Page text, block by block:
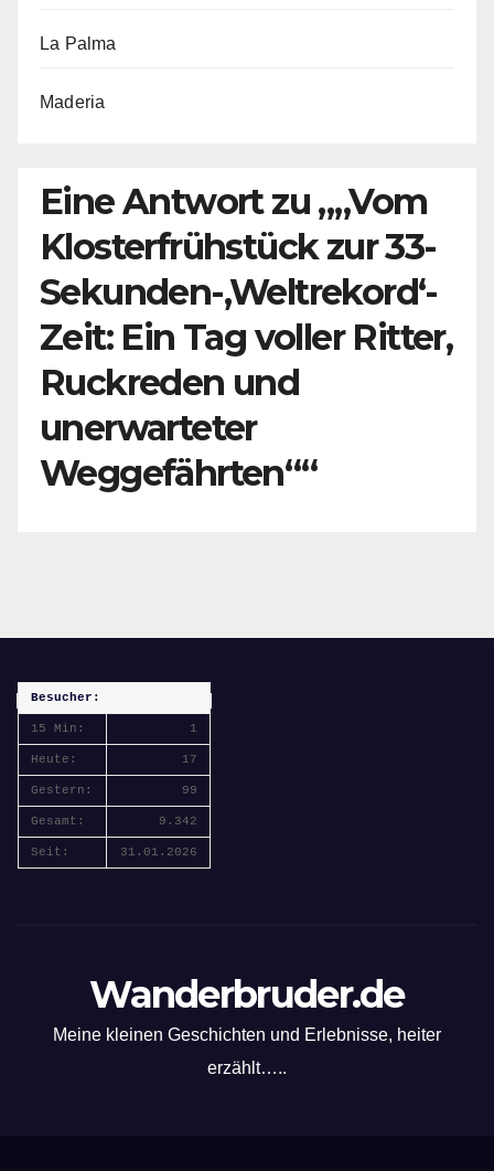
La Palma
Maderia
Eine Antwort zu „„Vom
Klosterfrühstück zur 33-
Sekunden-‚Weltrekord‘-
Zeit: Ein Tag voller Ritter,
Ruckreden und
unerwarteter
Weggefährten““
Besucher:
15 Min: 1
Heute: 17
Gestern: 99
Gesamt: 9.342
Seit: 31.01.2026
Wanderbruder.de
Meine kleinen Geschichten und Erlebnisse, heiter
erzählt…..